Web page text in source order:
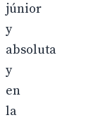
júnior
y
absoluta
y
en
la